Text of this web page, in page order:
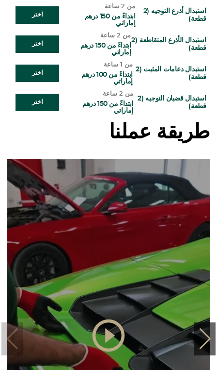
استبدال أذرع التوجيه (2
قطعة)
من 2 ساعة
ابتداءً من 150 درهم
إماراتي
اختر
استبدال الأذرع المتقاطعة (2
قطعة)
من 2 ساعة
ابتداءً من 150 درهم
إماراتي
اختر
استبدال دعامات المثبت (2
قطعة)
من 1 ساعة
ابتداءً من 100 درهم
إماراتي
اختر
استبدال قضبان التوجيه (2
قطعة)
من 2 ساعة
ابتداءً من 150 درهم
إماراتي
اختر
طريقة عملنا